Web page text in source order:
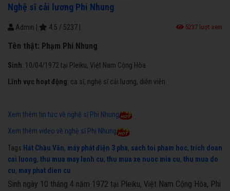
Nghệ sĩ cải lương Phi Nhung
Admin 4.5 / 5237 5237 lượt xem
Tên thật: Phạm Phi Nhung
Sinh: 10/04/1972 tại Pleiku, Việt Nam Cộng Hòa
Lĩnh vực hoạt động: ca sĩ, nghệ sĩ cải lương, diễn viên
Xem thêm tin tức về nghệ sĩ Phi Nhung
Xem thêm video về nghệ sĩ Phi Nhung
Tags: Hát Chầu Văn, máy phát điện 3 pha, sach toi pham hoc, trich doan
cai luong, thu mua may lanh cu, thu mua xe nuoc mia cu, thu mua do
cu, may phat dien cu
Sinh ngày 10 tháng 4 năm 1972 tại Pleiku, Việt Nam Cộng Hòa, Phi